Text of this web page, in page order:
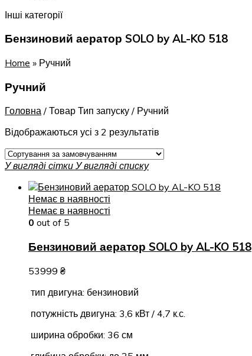
Інші категорії
Бензиновий аератор SOLO by AL-KO 518
Home » Ручний
Ручний
Головна / Товар Тип запуску / Ручний
Відображаються усі з 2 результатів
У вигляді сітки У вигляді списку
Немає в наявності
Немає в наявності
0 out of 5
Бензиновий аератор SOLO by AL-KO 518
53999 ₴
тип двигуна: бензиновий
потужність двигуна: 3,6 кВт / 4,7 к.с.
ширина обробки: 36 см